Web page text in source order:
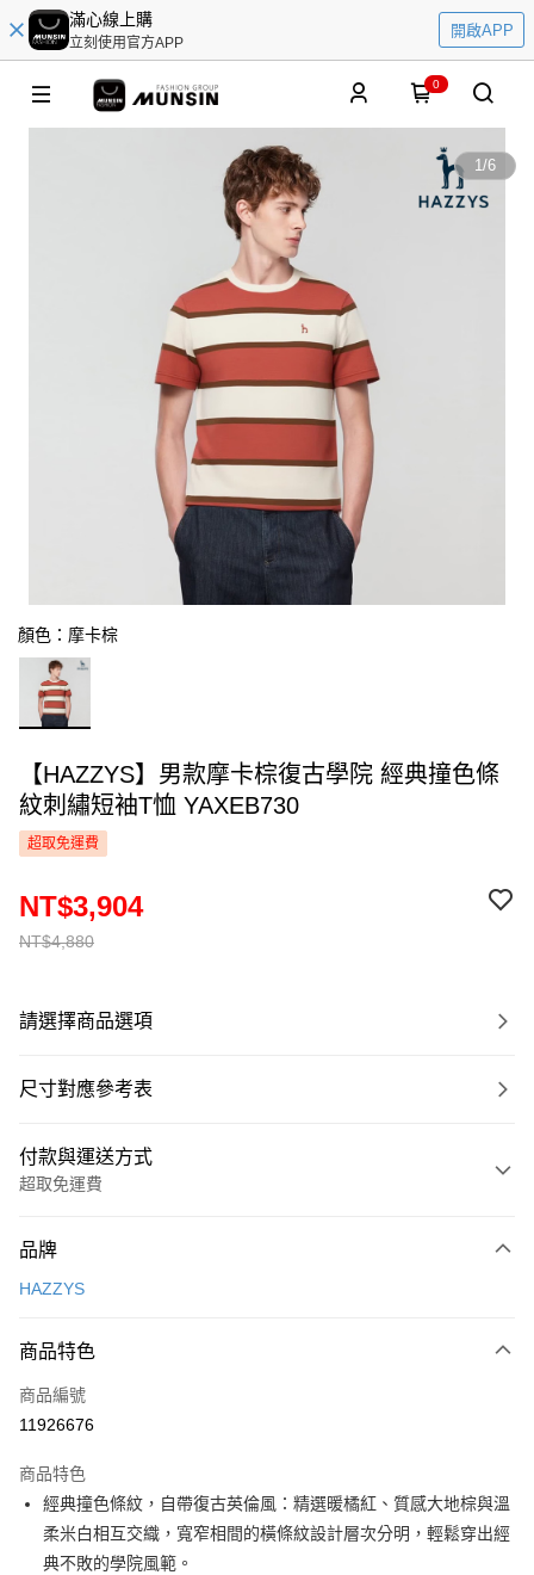
滿心線上購
立刻使用官方APP
開啟APP
0
1/6
顏色：摩卡棕
【HAZZYS】男款摩卡棕復古學院 經典撞色條
紋刺繡短袖T恤 YAXEB730
超取免運費
NT$4,880
NT$3,904
請選擇商品選項
尺寸對應參考表
付款與運送方式
超取免運費
信用卡一次付款
LINE Pay
Apple Pay
悠遊付
大哥付你分期
相關說明
品牌
HAZZYS
商品特色
商品編號
11926676
商品特色
經典撞色條紋，自帶復古英倫風：精選暖橘紅、質感大地棕與溫
柔米白相互交織，寬窄相間的橫條紋設計層次分明，輕鬆穿出經
典不敗的學院風範。